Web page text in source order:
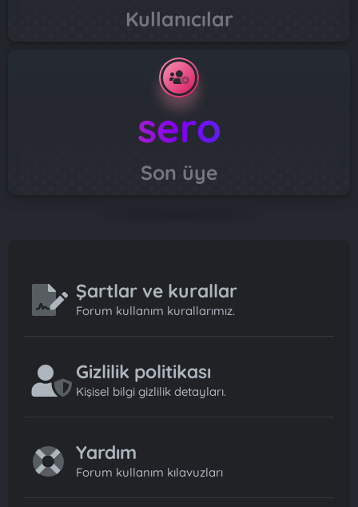
Kullanıcılar
sero
Son üye
Şartlar ve kurallar
Forum kullanım kurallarımız.
Gizlilik politikası
Kişisel bilgi gizlilik detayları.
Yardım
Forum kullanım kılavuzları